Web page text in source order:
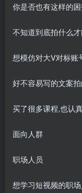
你是否也有这样的
不知道到底拍什么
想模仿对大V对标账
好不容易写的文案
买了很多课程,也认
面向人群
职场人员
想学习短视频的职